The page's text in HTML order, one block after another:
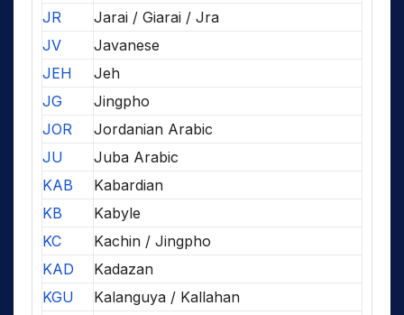
JR
Jarai / Giarai / Jra
JV
Javanese
JEH
Jeh
JG
Jingpho
JOR
Jordanian Arabic
JU
Juba Arabic
KAB
Kabardian
KB
Kabyle
KC
Kachin / Jingpho
KAD
Kadazan
KGU
Kalanguya / Kallahan